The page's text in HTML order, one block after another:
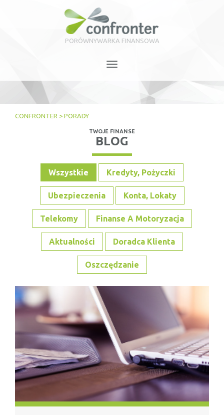
PORÓWNYWARKA FINANSOWA
navigation
CONFRONTER > PORADY
TWOJE FINANSE
BLOG
Wszystkie Kredyty, Pożyczki
Ubezpieczenia Konta, Lokaty
Telekomy Finanse A Motoryzacja
Aktualności Doradca Klienta
Oszczędzanie